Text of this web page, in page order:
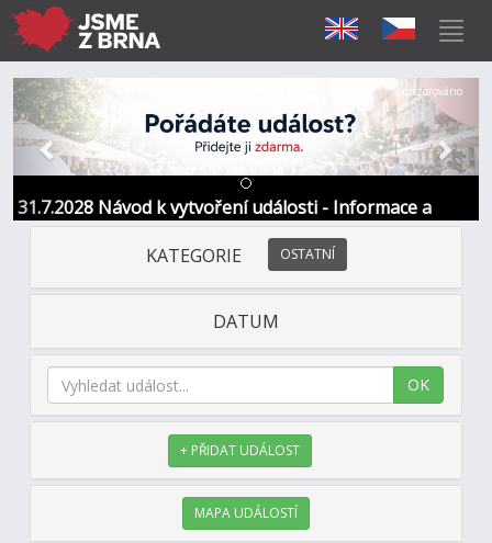
31.7.2028 Návod k vytvoření události - Informace a
kontakt
Předchozí Další
Sponzorováno
KATEGORIE OSTATNÍ
DATUM
OK
+ PŘIDAT UDÁLOST
MAPA UDÁLOSTÍ